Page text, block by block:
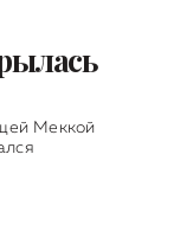
Меккой